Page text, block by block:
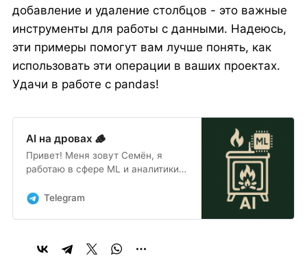
добавление и удаление столбцов - это важные
инструменты для работы с данными. Надеюсь,
эти примеры помогут вам лучше понять, как
использовать эти операции в ваших проектах.
Удачи в работе с pandas!
AI на дровах 🪵
Привет! Меня зовут Семён, я
работаю в сфере ML и аналитики
статьи о своем опыте и том, что
Telegram